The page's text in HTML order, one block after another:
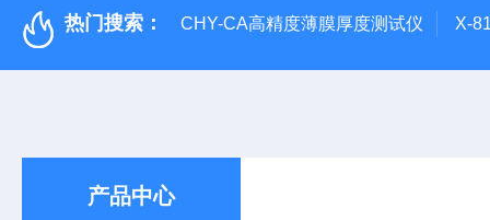
热门搜索： CHY-CA高精度薄膜厚度测试仪 X-
产品中心